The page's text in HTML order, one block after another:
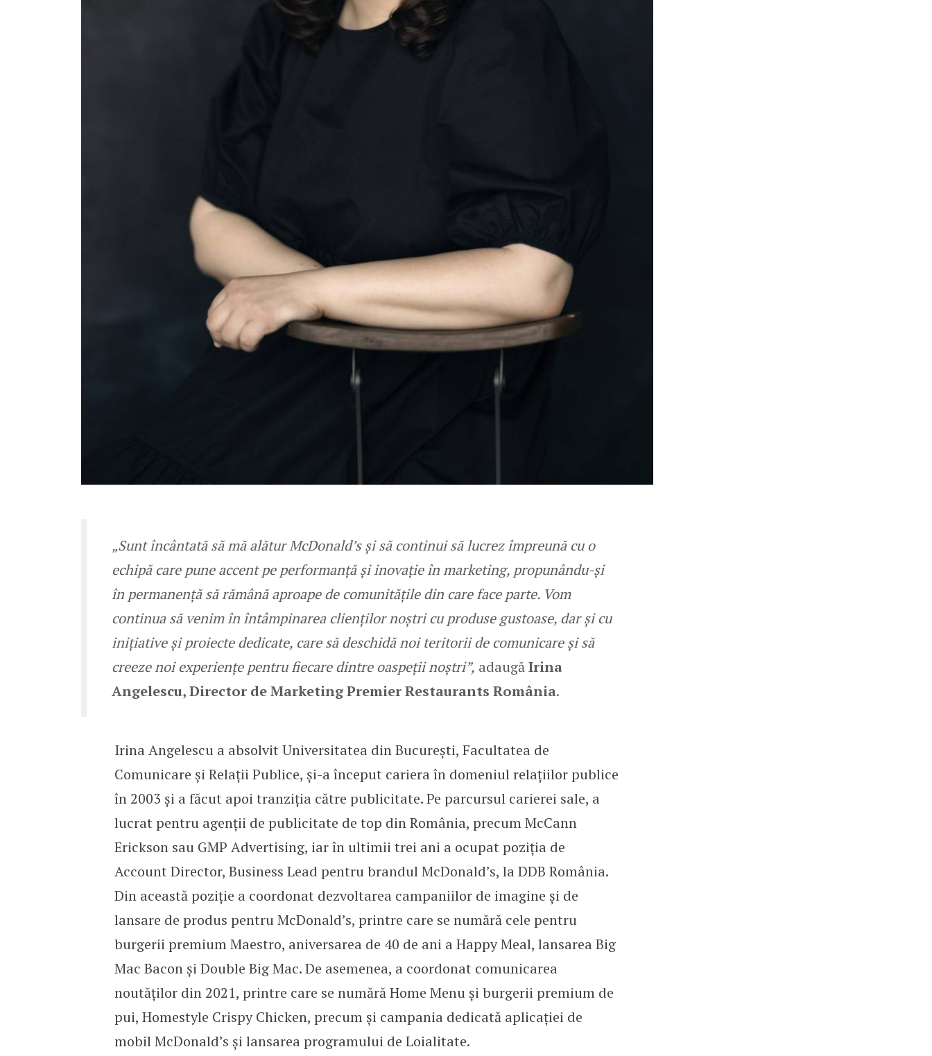
„Sunt încântată să mă alătur McDonald’s și să continui să lucrez împreună cu o
echipă care pune accent pe performanță și inovație în marketing, propunându-și
în permanență să rămână aproape de comunitățile din care face parte. Vom
continua să venim în întâmpinarea clienților noștri cu produse gustoase, dar și cu
inițiative și proiecte dedicate, care să deschidă noi teritorii de comunicare și să
creeze noi experiențe pentru fiecare dintre oaspeții noștri”, adaugăIrina
Angelescu, Director de Marketing Premier Restaurants România.
Irina Angelescu a absolvit Universitatea din București, Facultatea de
Comunicare și Relații Publice, și-a început cariera în domeniul relațiilor publice
în 2003 și a făcut apoi tranziția către publicitate. Pe parcursul carierei sale, a
lucrat pentru agenții de publicitate de top din România, precum McCann
Erickson sau GMP Advertising, iar în ultimii trei ani a ocupat poziția de
Account Director, Business Lead pentru brandul McDonald’s, la DDB România.
Din această poziție a coordonat dezvoltarea campaniilor de imagine și de
lansare de produs pentru McDonald’s, printre care se numără cele pentru
burgerii premium Maestro, aniversarea de 40 de ani a Happy Meal, lansarea Big
Mac Bacon și Double Big Mac. De asemenea, a coordonat comunicarea
noutăților din 2021, printre care se numără Home Menu și burgerii premium de
pui, Homestyle Crispy Chicken, precum și campania dedicată aplicației de
mobil McDonald’s și lansarea programului de Loialitate.